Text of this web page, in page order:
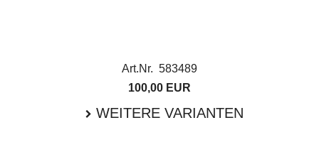
Art.Nr. 583489
100,00 EUR
WEITERE VARIANTEN